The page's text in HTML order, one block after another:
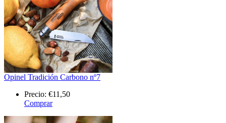
Opinel Tradición Carbono nº7
Precio: €11,50
Comprar